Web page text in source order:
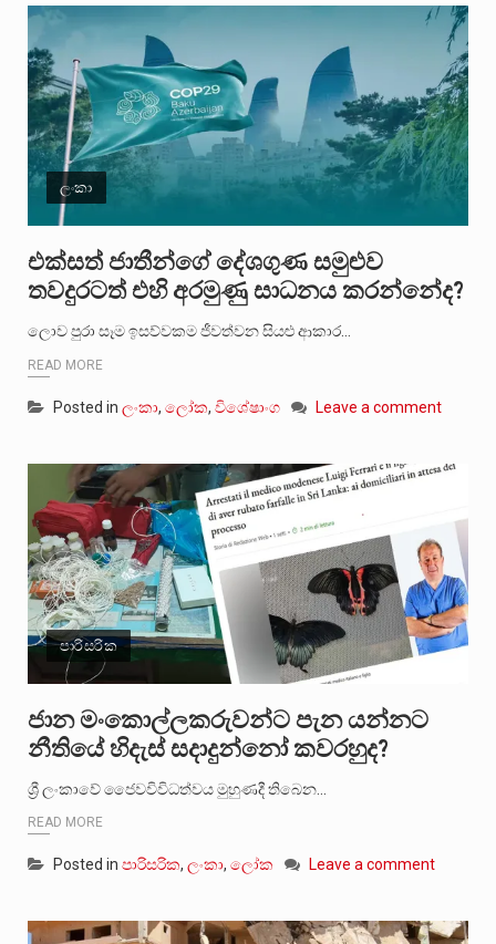
ලංකා
එක්සත් ජාතීන්ගේ දේශගුණ සමුළුව
තවදුරටත් එහි අරමුණු සාධනය කරන්නේද?
ලොව පුරා සෑම ඉසව්වකම ජීවත්වන සියළු ආකාර…
READ MORE
Posted in ලංකා, ලෝක, විශේෂාංග Leave a comment
පාරිසරික
ජාන මංකොල්ලකරුවන්ට පැන යන්නට
නීතියේ හිදැස් සදාදුන්නෝ කවරහුද?
ශ්‍රී ලංකාවේ ජෛවවිවිධත්වය මුහුණදී තිබෙන…
READ MORE
Posted in පාරිසරික, ලංකා, ලෝක Leave a comment